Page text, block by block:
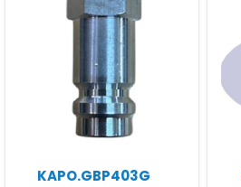
KAPO.GBP403G